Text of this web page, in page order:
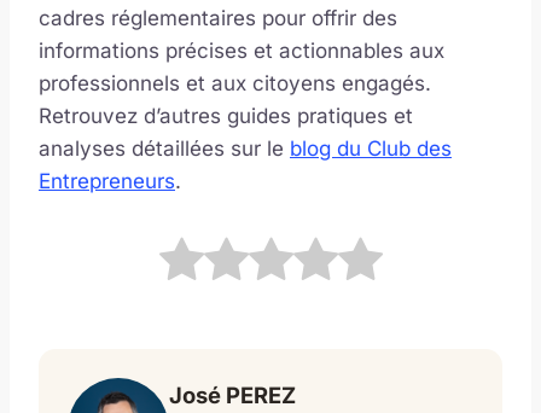
cadres réglementaires pour offrir des
informations précises et actionnables aux
professionnels et aux citoyens engagés.
Retrouvez d’autres guides pratiques et
analyses détaillées sur le blog du Club des
Entrepreneurs.
José PEREZ